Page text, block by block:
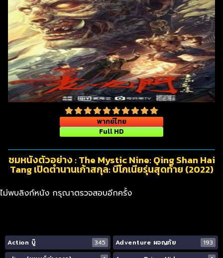
พากย์ไทย
Full HD
ชมหนังตัวอย่าง : The Mystic Nine: Qing Shan Hai
Tang เปิดตํานานเก้าสกุล: บีโกเนียรุ่นสุดท้าย (2022)
ไม่พบลิงก์หนัง กรุณาตรวจสอบอีกครั้ง
Action บู๊ 345 Adventure ผจญภัย
193